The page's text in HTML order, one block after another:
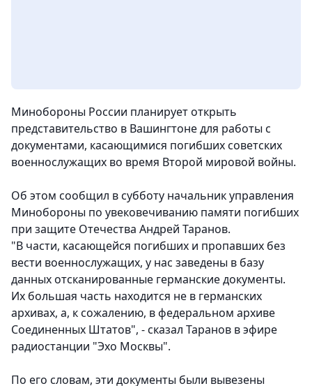
Минобороны России планирует открыть
представительство в Вашингтоне для работы с
документами, касающимися погибших советских
военнослужащих во время Второй мировой войны.
Об этом сообщил в субботу начальник управления
Минобороны по увековечиванию памяти погибших
при защите Отечества Андрей Таранов.
"В части, касающейся погибших и пропавших без
вести военнослужащих, у нас заведены в базу
данных отсканированные германские документы.
Их большая часть находится не в германских
архивах, а, к сожалению, в федеральном архиве
Соединенных Штатов", - сказал Таранов в эфире
радиостанции "Эхо Москвы".
По его словам, эти документы были вывезены